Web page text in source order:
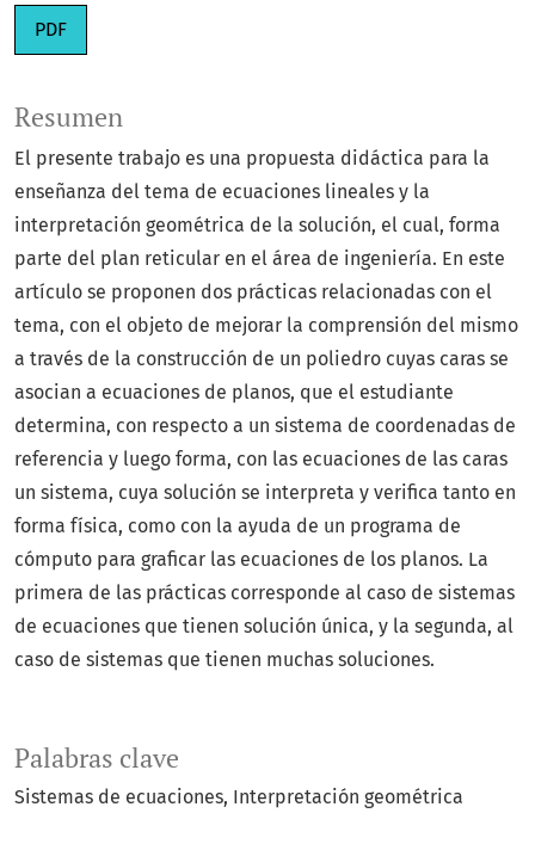
PDF
Palabras clave
Sistemas de ecuaciones Interpretación geométrica
Resumen
El presente trabajo es una propuesta didáctica para la
enseñanza del tema de ecuaciones lineales y la
interpretación geométrica de la solución, el cual, forma
parte del plan reticular en el área de ingeniería. En este
artículo se proponen dos prácticas relacionadas con el
tema, con el objeto de mejorar la comprensión del mismo
a través de la construcción de un poliedro cuyas caras se
asocian a ecuaciones de planos, que el estudiante
determina, con respecto a un sistema de coordenadas de
referencia y luego forma, con las ecuaciones de las caras
un sistema, cuya solución se interpreta y verifica tanto en
forma física, como con la ayuda de un programa de
cómputo para graficar las ecuaciones de los planos. La
primera de las prácticas corresponde al caso de sistemas
de ecuaciones que tienen solución única, y la segunda, al
caso de sistemas que tienen muchas soluciones.